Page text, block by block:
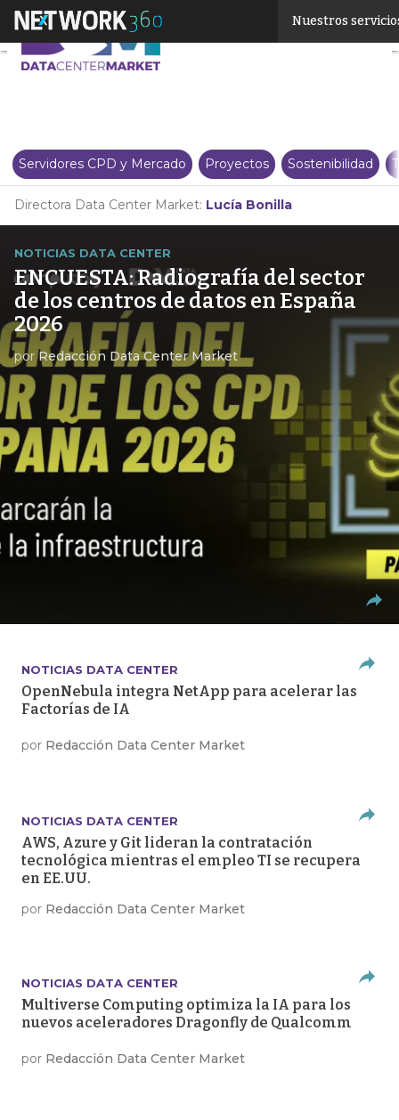
Nuestros
Servidores CPD y Mercado Proyectos Sostenibilidad
Directora Data Center Market: Lucía Bonilla
NOTICIAS DATA CENTER
ENCUESTA: Radiografía del sector
de los centros de datos en España
2026
porRedacción Data Center Market
NOTICIAS DATA CENTER
OpenNebula integra NetApp para acelerar las
Factorías de IA
por Redacción Data Center Market
NOTICIAS DATA CENTER
AWS, Azure y Git lideran la contratación
tecnológica mientras el empleo TI se recupera
en EE.UU.
por Redacción Data Center Market
NOTICIAS DATA CENTER
Multiverse Computing optimiza la IA para los
nuevos aceleradores Dragonfly de Qualcomm
por Redacción Data Center Market